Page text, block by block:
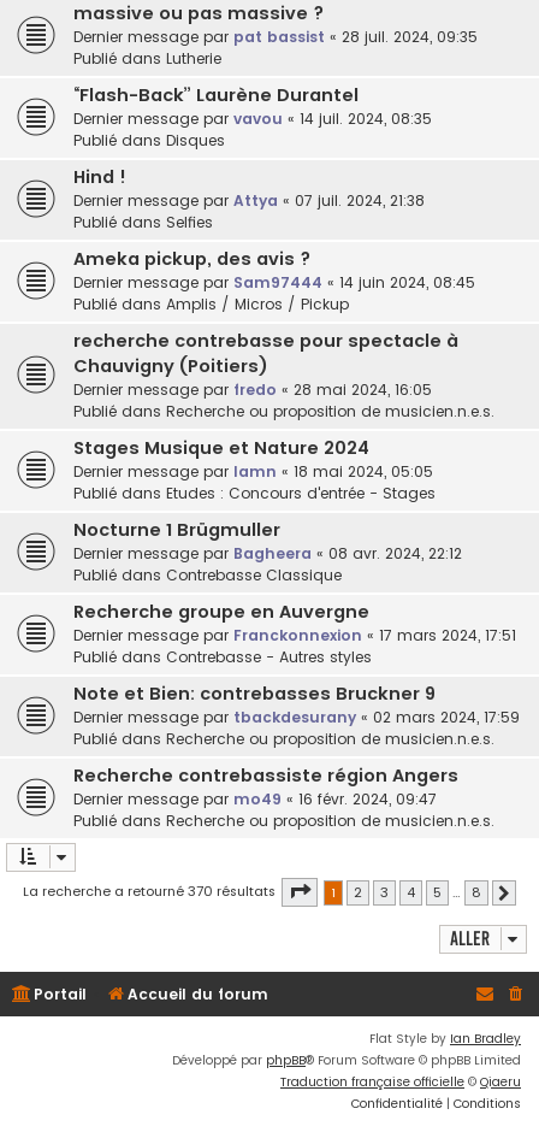
massive ou pas massive ?
Dernier message par pat bassist « 28 juil. 2024, 09:35
Publié dans Lutherie
“Flash-Back” Laurène Durantel
Dernier message par vavou « 14 juil. 2024, 08:35
Publié dans Disques
Hind !
Dernier message par Attya « 07 juil. 2024, 21:38
Publié dans Selfies
Ameka pickup, des avis ?
Dernier message par Sam97444 « 14 juin 2024, 08:45
Publié dans Amplis / Micros / Pickup
recherche contrebasse pour spectacle à
Chauvigny (Poitiers)
Dernier message par fredo « 28 mai 2024, 16:05
Publié dans Recherche ou proposition de musicien.n.e.s.
Stages Musique et Nature 2024
Dernier message par lamn « 18 mai 2024, 05:05
Publié dans Etudes : Concours d'entrée - Stages
Nocturne 1 Brügmuller
Dernier message par Bagheera « 08 avr. 2024, 22:12
Publié dans Contrebasse Classique
Recherche groupe en Auvergne
Dernier message par Franckonnexion « 17 mars 2024, 17:51
Publié dans Contrebasse - Autres styles
Note et Bien: contrebasses Bruckner 9
Dernier message par tbackdesurany « 02 mars 2024, 17:59
Publié dans Recherche ou proposition de musicien.n.e.s.
Recherche contrebassiste région Angers
Dernier message par mo49 « 16 févr. 2024, 09:47
Publié dans Recherche ou proposition de musicien.n.e.s.
La recherche a retourné 370 résultats Page 1sur8
1 2 3 4 5 … 8
Aller
Portail Accueil du forum
Flat Style by Ian Bradley
Développé par phpBB® Forum Software © phpBB Limited
Traduction française officielle © Qiaeru
Confidentialité | Conditions